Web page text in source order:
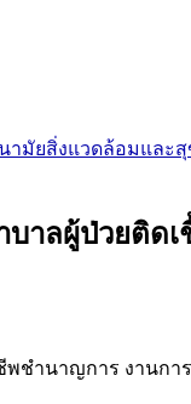
นามัยสิ่งแวดล้อมแล
าลผู้ป่วยติด
ชำนาญการ งานกา